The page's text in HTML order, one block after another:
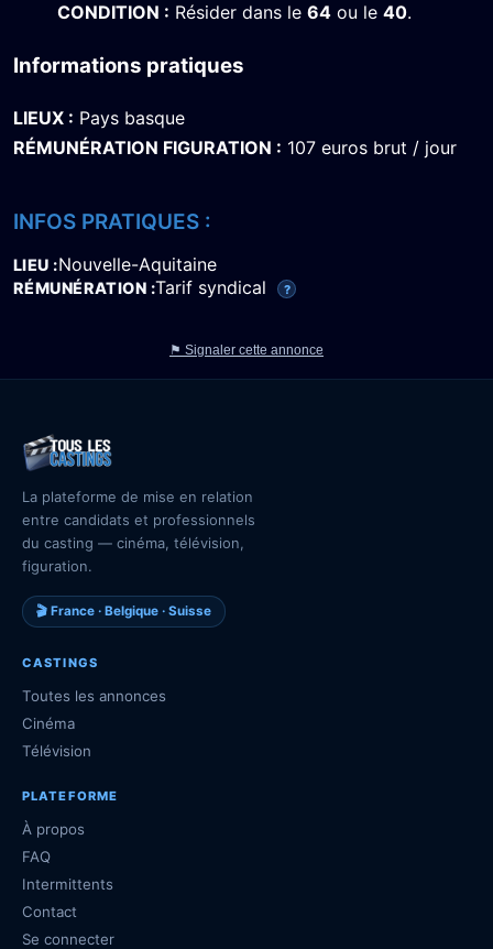
CONDITION : Résider dans le 64 ou le 40.
Informations pratiques
LIEUX : Pays basque
RÉMUNÉRATION FIGURATION : 107 euros brut / jour
INFOS PRATIQUES :
LIEU Nouvelle-Aquitaine
RÉMUNÉRATION Tarif syndical ?
⚑ Signaler cette annonce
La plateforme de mise en relation
entre candidats et professionnels
du casting — cinéma, télévision,
figuration.
🎬 France · Belgique · Suisse
CASTINGS
Toutes les annonces
Cinéma
Télévision
PLATEFORME
À propos
FAQ
Intermittents
Contact
Se connecter